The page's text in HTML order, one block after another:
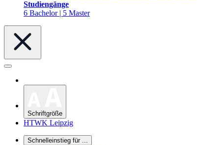
Studiengänge
6 Bachelor | 5 Master
Schriftgröße
HTWK Leipzig
Schnelleinstieg für ...